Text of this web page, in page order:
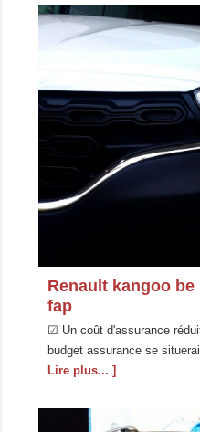
Renault kangoo be
fap
☑ Un coût d'assurance
budget assurance se
Lire plus... ]